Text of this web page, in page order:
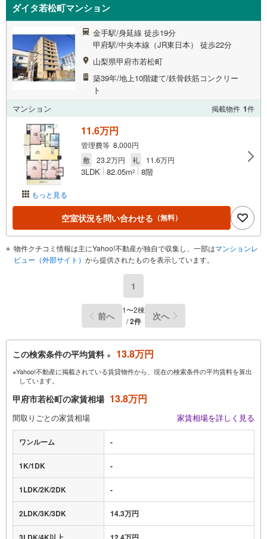
ダイタ若松町マンション
金手駅/身延線 徒歩19分
甲府駅/中央本線（JR東日本） 徒歩22分
山梨県甲府市若松町
築39年/地上10階建て/鉄骨鉄筋コンクリー
ト
マンション
掲載物件 1件
もっと見る
11.6万円
管理費等 8,000円
敷
23.2万円 礼 11.6万円
3LDK 82.05m2 8階
空室状況を問い合わせる （無料）
物件クチコミ情報は主にYahoo!不動産が独自で収集し、一部はマンションレ
ビュー（外部サイト） から提供されたものを表示しています。
1
前へ
1〜2棟
/2件 次へ
この検索条件の平均賃料 ※ 13.8万円
※Yahoo!不動産に掲載されている賃貸物件から、現在の検索条件の平均賃料を算出
しています。
甲府市若松町の家賃相場 13.8万円
間取りごとの家賃相場 家賃相場を詳しく見る
ワンルーム -
1K/1DK -
1LDK/2K/2DK -
2LDK/3K/3DK 14.3万円